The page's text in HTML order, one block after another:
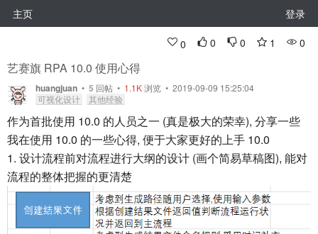
主页 登录
0 0 0 1 0
艺赛旗 RPA 10.0 使用心得
huangjuan • 5 回帖 • 1.1K浏览 • 2019-09-09 15:25:04
可视化设计
其他经验
作为首批使用 10.0 的人员之一 (真是极大的荣幸), 分享一些
我在使用 10.0 的一些心得, 便于大家更好的上手 10.0
1. 设计流程前对流程进行大纲的设计 (画个简易草稿图), 能对
流程的整体把握的更清楚